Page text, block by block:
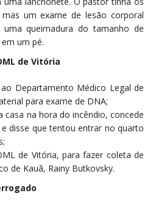
um exame de lesão corporal
queimadura do tamanho de
um pé.
de Vitória
Departamento Médico Legal de
para exame de DNA;
casa na hora do incêndio, concede
disse que tentou entrar no quarto
de Vitória, para fazer coleta de
de Kauã, Rainy Butkovsky.